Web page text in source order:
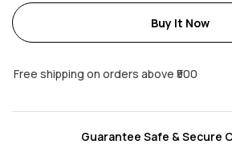
Buy It Now
Free shipping on orders above ₹500
Guarantee Safe & Secure